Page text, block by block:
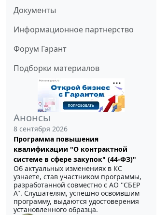
Документы
Информационное партнерство
Форум Гарант
Подборки материалов
Анонсы
8 сентября 2026
Программа повышения
квалификации "О контрактной
системе в сфере закупок" (44-ФЗ)"
Об актуальных изменениях в КС
узнаете, став участником программы,
разработанной совместно с АО ''СБЕР
А". Слушателям, успешно освоившим
программу, выдаются удостоверения
установленного образца.